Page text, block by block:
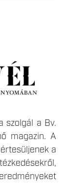
szolgál a Bv.
magazin. A
a